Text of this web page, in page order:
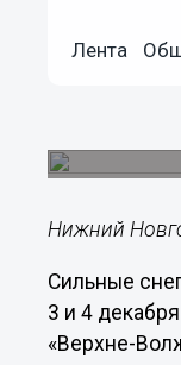
Лента
Нижний
Сильные
3 и 4
«Верхне-